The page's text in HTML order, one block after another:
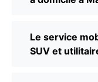
Le service
SUV et